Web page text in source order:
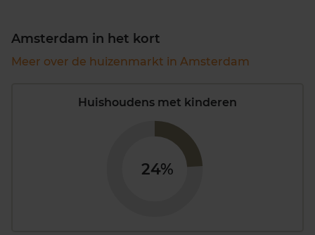
Amsterdam in het kort
Meer over de huizenmarkt in Amsterdam
Huishoudens met kinderen
24%